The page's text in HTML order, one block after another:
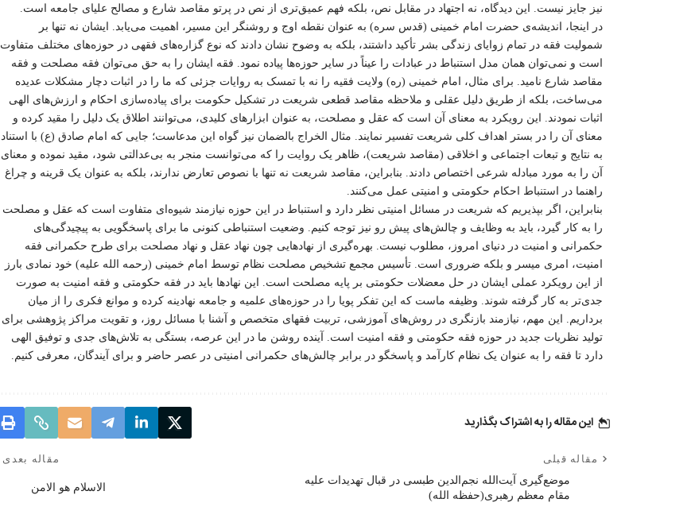
نیز جایز نیست. این دیدگاه، نه اجتهاد در مقابل نص، بلکه فهم عمیق‌تری از نص در پرتو مقاصد شارع و مصالح علیای جامعه است.
در اینجا، اندیشه‌ی حضرت امام خمینی (قدس سره) به عنوان نقطه اوج و روشنگر این مسیر، اهمیت می‌یابد. ایشان نه تنها بر
شمولیت فقه در تمام زوایای زندگی بشر تأکید داشتند، بلکه به وضوح نشان دادند که نوع گزاره‌های فقهی در حوزه‌های مختلف متفاوت
است و نمی‌توان همان مدل استنباط در عبادات را عیناً در سایر حوزه‌ها پیاده نمود. فقه ایشان را به حق می‌توان فقه مصلحت و فقه
مقاصد شارع نامید. برای مثال، امام خمینی (ره) ولایت فقیه را نه با تمسک به روایات جزئی که ما را در اثبات دچار مشکلات عدیده
می‌ساخت، بلکه از طریق دلیل عقلی و ملاحظه مقاصد قطعی شریعت در تشکیل حکومت برای پیاده‌سازی احکام و ارزش‌های الهی
اثبات نمودند. این رویکرد به معنای آن است که عقل و مصلحت، به عنوان ابزارهای کلیدی، می‌توانند اطلاق یک دلیل را مقید کرده و
معنای آن را در بستر اهداف کلی شریعت تفسیر نمایند. مثال الخراج بالضمان نیز گواه این مدعاست؛ جایی که امام صادق (ع) با استناد
به نتایج و تبعات اجتماعی و اخلاقی (مقاصد شریعت)، ظاهر یک روایت را که می‌توانست منجر به بی‌عدالتی شود، مقید نموده و معنای
آن را به مورد مبادله شرعی اختصاص دادند. بنابراین، مقاصد شریعت نه تنها با نصوص تعارض ندارند، بلکه به عنوان یک قرینه و چراغ
راهنما در استنباط احکام حکومتی و امنیتی عمل می‌کنند.
بنابراین، اگر بپذیریم که شریعت در مسائل امنیتی نظر دارد و استنباط در این حوزه نیازمند شیوه‌ای متفاوت است که عقل و مصلحت
را به کار گیرد، باید به وظایف و چالش‌های پیش رو نیز توجه کنیم. وضعیت استنباطی کنونی ما برای پاسخگویی به پیچیدگی‌های
حکمرانی و امنیت در دنیای امروز، مطلوب نیست. بهره‌گیری از نهادهایی چون نهاد عقل و نهاد مصلحت برای طرح حکمرانی فقه
امنیت، امری میسر و بلکه ضروری است. تأسیس مجمع تشخیص مصلحت نظام توسط امام خمینی (رحمه الله علیه) خود نمادی بارز
از این رویکرد عملی ایشان در حل معضلات حکومتی بر پایه مصلحت است. این نهادها باید در فقه حکومتی و فقه امنیت به صورت
جدی‌تر به کار گرفته شوند. وظیفه ماست که این تفکر پویا را در حوزه‌های علمیه و جامعه نهادینه کرده و موانع فکری را از میان
برداریم. این مهم، نیازمند بازنگری در روش‌های آموزشی، تربیت فقهای متخصص و آشنا با مسائل روز، و تقویت مراکز پژوهشی برای
تولید نظریات جدید در حوزه فقه حکومتی و فقه امنیت است. آینده روشن ما در این عرصه، بستگی به تلاش‌های جدی و توفیق الهی
دارد تا فقه را به عنوان یک نظام کارآمد و پاسخگو در برابر چالش‌های حکمرانی امنیتی در عصر حاضر و برای آیندگان، معرفی کنیم.
این مقاله را به اشتراک بگذارید
مقاله قبلی
موضع‌گیری آیت‌الله نجم‌الدین طبسی در قبال تهدیدات علیه
مقام معظم رهبری(حفظه الله)
مقاله بعدی
الاسلام هو الامن